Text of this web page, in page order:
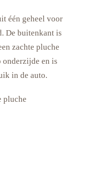
één geheel voor
De buitenkant is
zachte pluche
en is
in de auto.
pluche